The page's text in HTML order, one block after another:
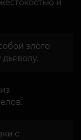
и
злого
с